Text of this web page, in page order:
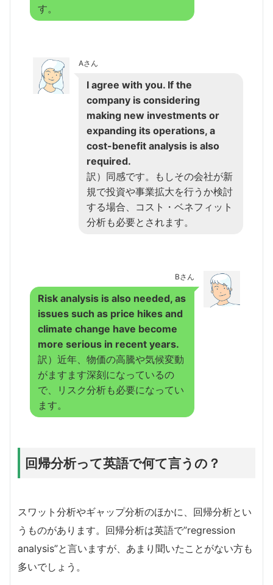
す。
Aさん
I agree with you. If the
company is considering
making new investments or
expanding its operations, a
cost-benefit analysis is also
required.
訳）同感です。もしその会社が新
規で投資や事業拡大を行うか検討
する場合、コスト・ベネフィット
分析も必要とされます。
Bさん
Risk analysis is also needed, as
issues such as price hikes and
climate change have become
more serious in recent years.
訳）近年、物価の高騰や気候変動
がますます深刻になっているの
で、リスク分析も必要になってい
ます。
回帰分析って英語で何て言うの？
スワット分析やギャップ分析のほかに、回帰分析とい
うものがあります。回帰分析は英語で”regression
analysis”と言いますが、あまり聞いたことがない方も
多いでしょう。